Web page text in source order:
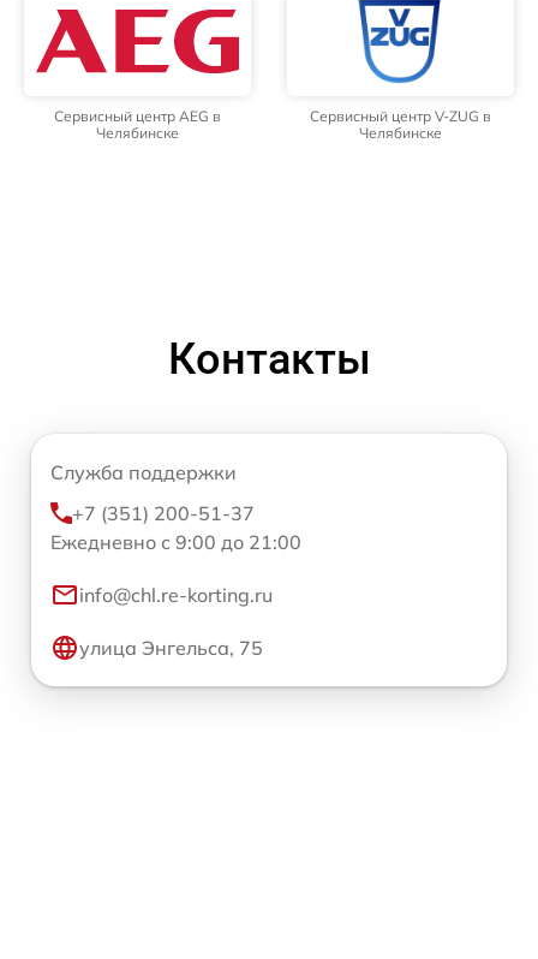
Сервисный центр AEG в
Челябинске
Сервисный центр V-ZUG в
Челябинске
Контакты
Служба поддержки
+7 (351) 200-51-37
Ежедневно с 9:00 до 21:00
info@chl.re-korting.ru
улица Энгельса, 75